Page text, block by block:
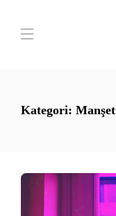
Kategori: Manşet